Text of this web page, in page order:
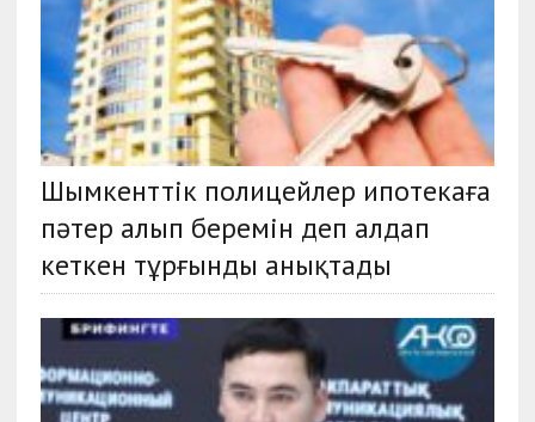
Шымкенттік полицейлер ипотекаға
пәтер алып беремін деп алдап
кеткен тұрғынды анықтады